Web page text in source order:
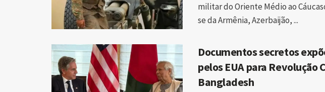
militar do Oriente Médio ao
se da Armênia, Azerbaijão, ...
Documentos secretos
pelos EUA para Revolução
Bangladesh